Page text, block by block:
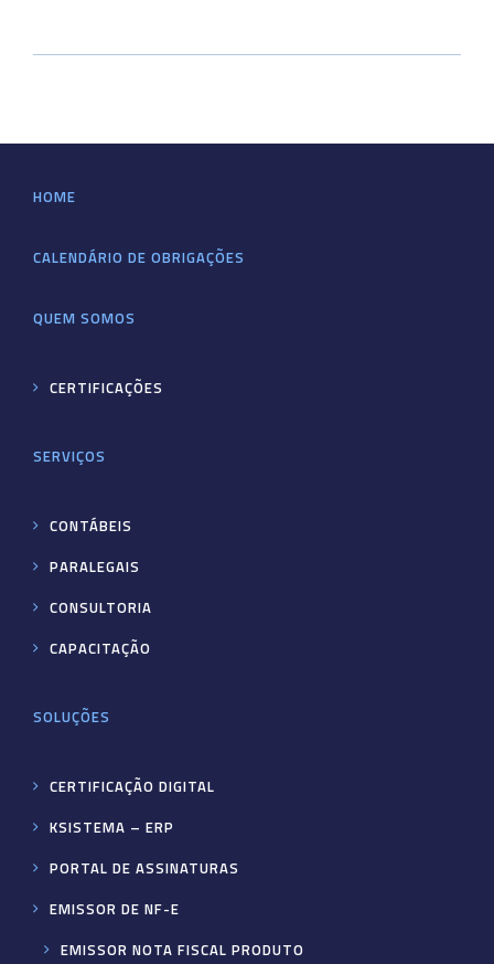
HOME
CALENDÁRIO DE OBRIGAÇÕES
QUEM SOMOS
CERTIFICAÇÕES
SERVIÇOS
CONTÁBEIS
PARALEGAIS
CONSULTORIA
CAPACITAÇÃO
SOLUÇÕES
CERTIFICAÇÃO DIGITAL
KSISTEMA – ERP
PORTAL DE ASSINATURAS
EMISSOR DE NF-E
EMISSOR NOTA FISCAL PRODUTO